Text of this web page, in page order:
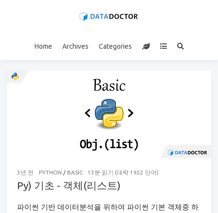
Home Archives Categories
3년 전 PYTHON / BASIC 13분 읽기 (대략 1922 단어)
Py) 기초 - 객체(리스트)
파이썬 기반 데이터분석을 위하여 파이썬 기본 객체중 하